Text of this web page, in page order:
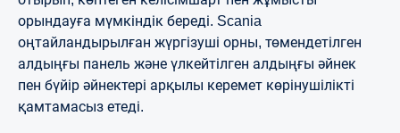
орындауға мүмкіндік береді. Scania
оңтайландырылған жүргізуші орны, төмендетілген
алдыңғы панель және үлкейтілген алдыңғы әйнек
пен бүйір әйнектері арқылы керемет көрінушілікті
қамтамасыз етеді.